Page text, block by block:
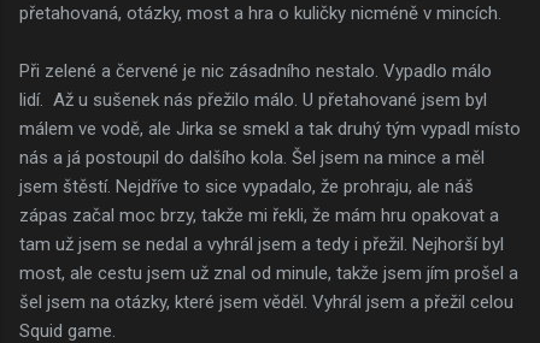
přetahovaná, otázky, most a hra o kuličky nicméně v mincích.
Při zelené a červené je nic zásadního nestalo. Vypadlo málo
lidí. Až u sušenek nás přežilo málo. U přetahované jsem byl
málem ve vodě, ale Jirka se smekl a tak druhý tým vypadl místo
nás a já postoupil do dalšího kola. Šel jsem na mince a měl
jsem štěstí. Nejdříve to sice vypadalo, že prohraju, ale náš
zápas začal moc brzy, takže mi řekli, že mám hru opakovat a
tam už jsem se nedal a vyhrál jsem a tedy i přežil. Nejhorší byl
most, ale cestu jsem už znal od minule, takže jsem jím prošel a
šel jsem na otázky, které jsem věděl. Vyhrál jsem a přežil celou
Squid game.